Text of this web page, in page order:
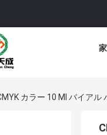
家
カラー 10 Ml バイアル